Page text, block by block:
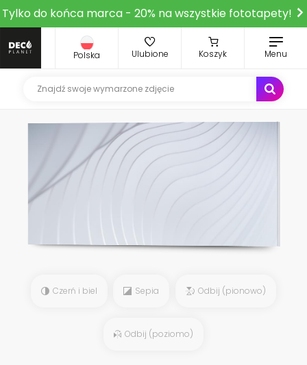
Tylko do końca marca - 20% na wszystkie fototapety!
Polska Ulubione Koszyk Menu
Czerń i biel Sepia Odbij (pionowo)
Odbij (poziomo)